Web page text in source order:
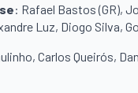
: Rafael Bastos (GR),
Luz, Diogo Silva,
Carlos Queirós,